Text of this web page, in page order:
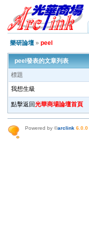
樂研論壇 » peel
peel發表的文章列表
標題
我想生級
點擊返回光華商場論壇首頁
Powered by ©arclink 6.0.0